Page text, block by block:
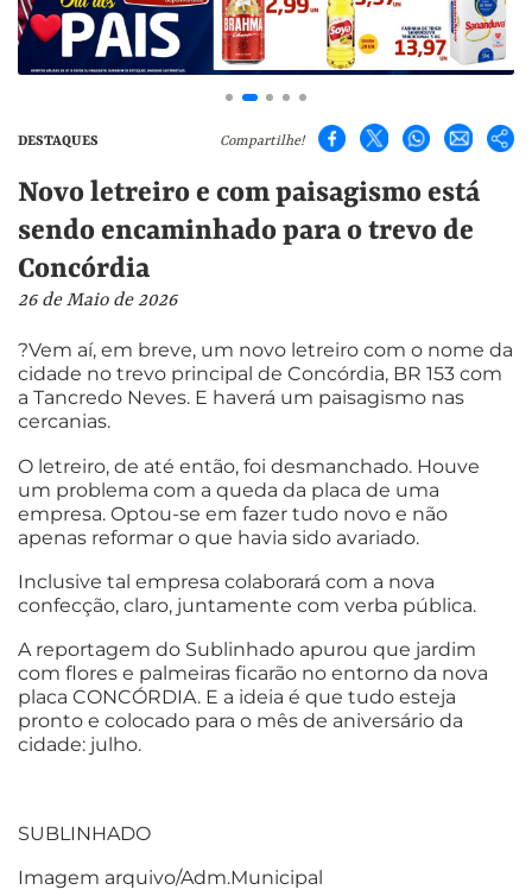
DESTAQUES Compartilhe!
Novo letreiro e com paisagismo está
sendo encaminhado para o trevo de
Concórdia
26 de Maio de 2026
?Vem aí, em breve, um novo letreiro com o nome da
cidade no trevo principal de Concórdia, BR 153 com
a Tancredo Neves. E haverá um paisagismo nas
cercanias.
O letreiro, de até então, foi desmanchado. Houve
um problema com a queda da placa de uma
empresa. Optou-se em fazer tudo novo e não
apenas reformar o que havia sido avariado.
Inclusive tal empresa colaborará com a nova
confecção, claro, juntamente com verba pública.
A reportagem do Sublinhado apurou que jardim
com flores e palmeiras ficarão no entorno da nova
placa CONCÓRDIA. E a ideia é que tudo esteja
pronto e colocado para o mês de aniversário da
cidade: julho.
SUBLINHADO
Imagem arquivo/Adm.Municipal